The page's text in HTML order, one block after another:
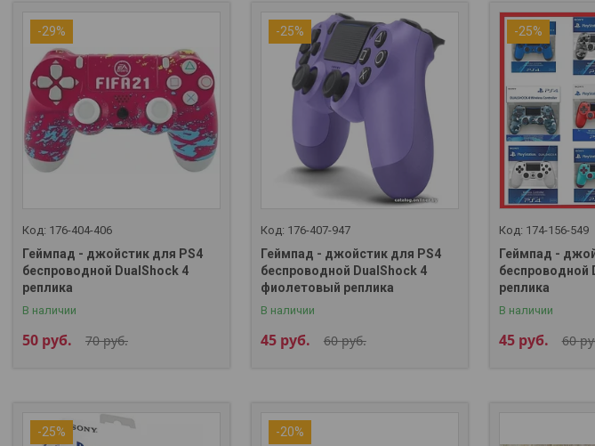
-29%
176-404-406
Геймпад - джойстик для PS4
беспроводной DualShock 4
реплика
В наличии
70руб.
50 руб.
-25%
176-407-947
Геймпад - джойстик для PS4
беспроводной DualShock 4
фиолетовый реплика
В наличии
60руб.
45 руб.
-25%
174-156-549
Геймпад -
беспроводной
реплика
В наличии
60
45 руб.
-25% -20%